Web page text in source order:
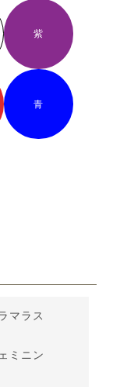
紫
青
マラス
ミニン